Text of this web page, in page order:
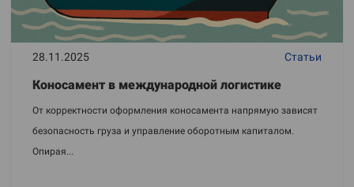
28.11.2025 Статьи
Коносамент в международной логистике
От корректности оформления коносамента напрямую зависят
безопасность груза и управление оборотным капиталом.
Опирая...